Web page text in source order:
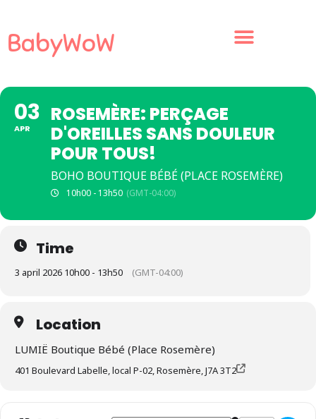
BabyWoW
03
APR
ROSEMÈRE: PERÇAGE
D'OREILLES SANS DOULEUR
POUR TOUS!
BOHO BOUTIQUE BÉBÉ (PLACE ROSEMÈRE)
10h00 - 13h50 (GMT-04:00)
Time
3 april 2026 10h00 - 13h50 (GMT-04:00)
Location
LUMIË Boutique Bébé (Place Rosemère)
401 Boulevard Labelle, local P-02, Rosemère, J7A 3T2